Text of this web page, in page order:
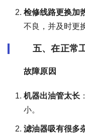
检修线路更换加
不良，并及时更
五、在正常
故障原因
机器出油管太长
小。
滤油器吸有很多